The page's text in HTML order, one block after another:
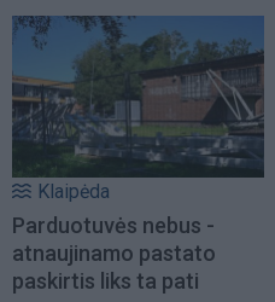
Klaipėda
Parduotuvės nebus -
atnaujinamo pastato
paskirtis liks ta pati